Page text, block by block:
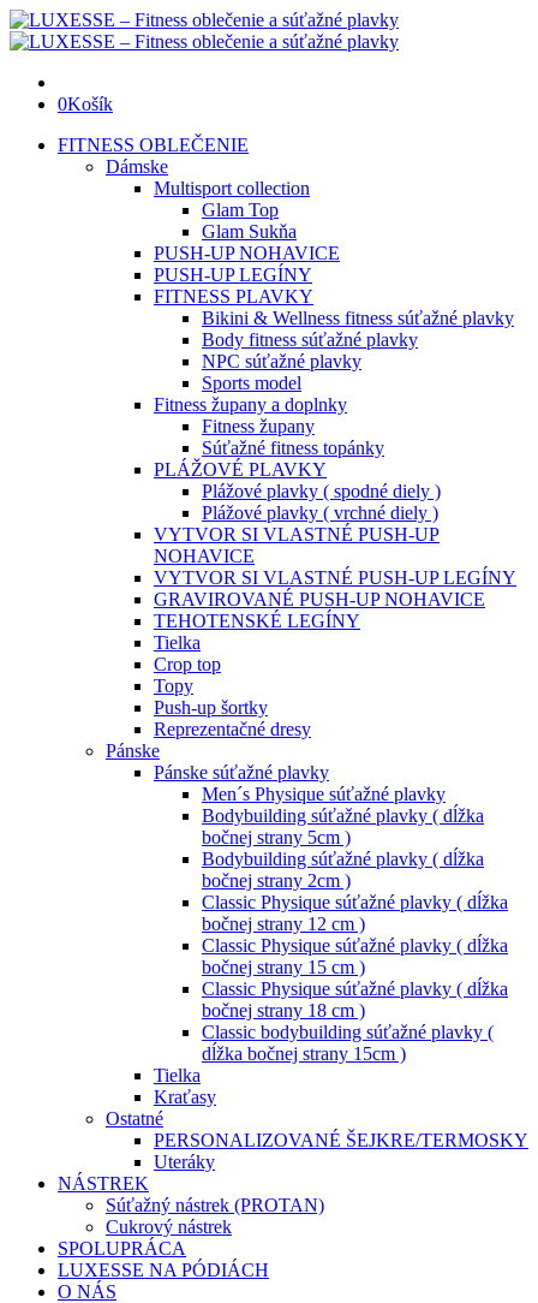
0Košík
FITNESS OBLEČENIE
Dámske
Multisport collection
Glam Top
Glam Sukňa
PUSH-UP NOHAVICE
PUSH-UP LEGÍNY
FITNESS PLAVKY
Bikini & Wellness fitness súťažné plavky
Body fitness súťažné plavky
NPC súťažné plavky
Sports model
Fitness župany a doplnky
Fitness župany
Súťažné fitness topánky
PLÁŽOVÉ PLAVKY
Plážové plavky ( spodné diely )
Plážové plavky ( vrchné diely )
VYTVOR SI VLASTNÉ PUSH-UP
NOHAVICE
VYTVOR SI VLASTNÉ PUSH-UP LEGÍNY
GRAVIROVANÉ PUSH-UP NOHAVICE
TEHOTENSKÉ LEGÍNY
Tielka
Crop top
Topy
Push-up šortky
Reprezentačné dresy
Pánske
Pánske súťažné plavky
Men´s Physique súťažné plavky
Bodybuilding súťažné plavky ( dĺžka
bočnej strany 5cm )
Bodybuilding súťažné plavky ( dĺžka
bočnej strany 2cm )
Classic Physique súťažné plavky ( dĺžka
bočnej strany 12 cm )
Classic Physique súťažné plavky ( dĺžka
bočnej strany 15 cm )
Classic Physique súťažné plavky ( dĺžka
bočnej strany 18 cm )
Classic bodybuilding súťažné plavky (
dĺžka bočnej strany 15cm )
Tielka
Kraťasy
Ostatné
PERSONALIZOVANÉ ŠEJKRE/TERMOSKY
Uteráky
NÁSTREK
Súťažný nástrek (PROTAN)
Cukrový nástrek
SPOLUPRÁCA
LUXESSE NA PÓDIÁCH
O NÁS